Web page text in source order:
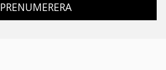
PRENUMERERA